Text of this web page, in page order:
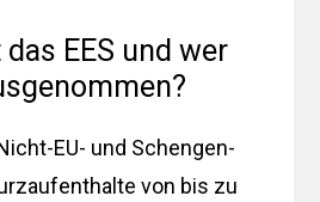
EES und wer
EU- und Schengen-
von bis zu